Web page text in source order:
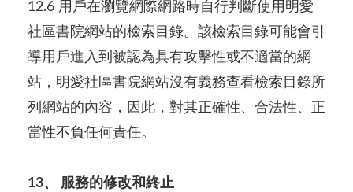
12.6 用戶在瀏覽網際網路時自行判斷使用明愛
社區書院網站的檢索目錄。該檢索目錄可能會引
導用戶進入到被認為具有攻擊性或不適當的網
站，明愛社區書院網站沒有義務查看檢索目錄所
列網站的內容，因此，對其正確性、合法性、正
當性不負任何責任。
13、 服務的修改和終止